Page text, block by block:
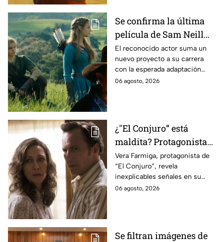
Se confirma la última
película de Sam Neill
antes de morir: esto es
lo que se sabe hasta
ahora
El reconocido actor suma un
nuevo proyecto a su carrera
con la esperada adaptación
cinematográfica del popular
06 agosto, 2026
¿"El Conjuro” está
maldita? Protagonista
revela INQUIETANTES
señales en su cuerpo
durante la grabación de
la película
Vera Farmiga, protagonista de
“El Conjuro”, revela
inexplicables señales en su
cuerpo durante el rodaje de la
06 agosto, 2026
Se filtran imágenes de